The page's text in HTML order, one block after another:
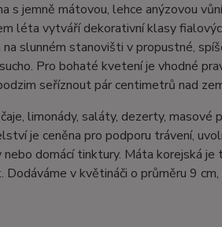
s jemně mátovou, lehce anýzovou
léta vytváří dekorativní klasy
slunném stanovišti v propustné,
Pro bohaté kvetení je vhodné
seříznout pár centimetrů nad
limonády, saláty, dezerty, masové
je ceněna pro podporu trávení,
domácí tinktury. Máta korejská je
v květináči o průměru 9